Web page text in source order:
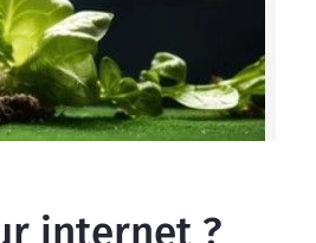
internet ?